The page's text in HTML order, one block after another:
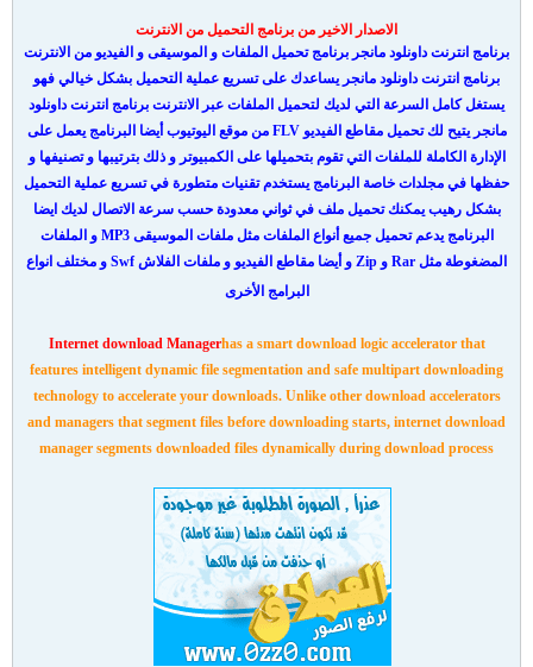
الاصدار الاخير من برنامج التحميل من الانترنت
برنامج انترنت داونلود مانجر برنامج تحميل الملفات و الموسيقى و الفيديو من الانترنت
برنامج انترنت داونلود مانجر يساعدك على تسريع عملية التحميل بشكل خيالي فهو
يستغل كامل السرعة التي لديك لتحميل الملفات عبر الانترنت برنامج انترنت داونلود
مانجر يتيح لك تحميل مقاطع الفيديو FLV من موقع اليوتيوب أيضا البرنامج يعمل على
الإدارة الكاملة للملفات التي تقوم بتحميلها على الكمبيوتر و ذلك بترتيبها و تصنيفها و
حفظها في مجلدات خاصة البرنامج يستخدم تقنيات متطورة في تسريع عملية التحميل
بشكل رهيب يمكنك تحميل ملف في ثواني معدودة حسبسرعة الاتصال لديك ايضا
البرنامج يدعم تحميل جميع أنواع الملفات مثل ملفات الموسيقى MP3 و الملفات
المضغوطة مثل Rar و Zip و أيضا مقاطع الفيديو و ملفات الفلاش Swf و مختلف انواع
البرامج الأخرى
Internet download Managerhas a smart download logic accelerator that
features intelligent dynamic file segmentation and safe multipart downloading
technology to accelerate your downloads. Unlike other download accelerators
and managers that segment files before downloading starts, internet download
manager segments downloaded files dynamically during download process